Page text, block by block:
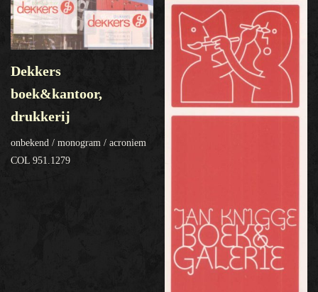
Dekkers
boek&kantoor,
drukkerij
onbekend / monogram / acroniem
COL 951.1279